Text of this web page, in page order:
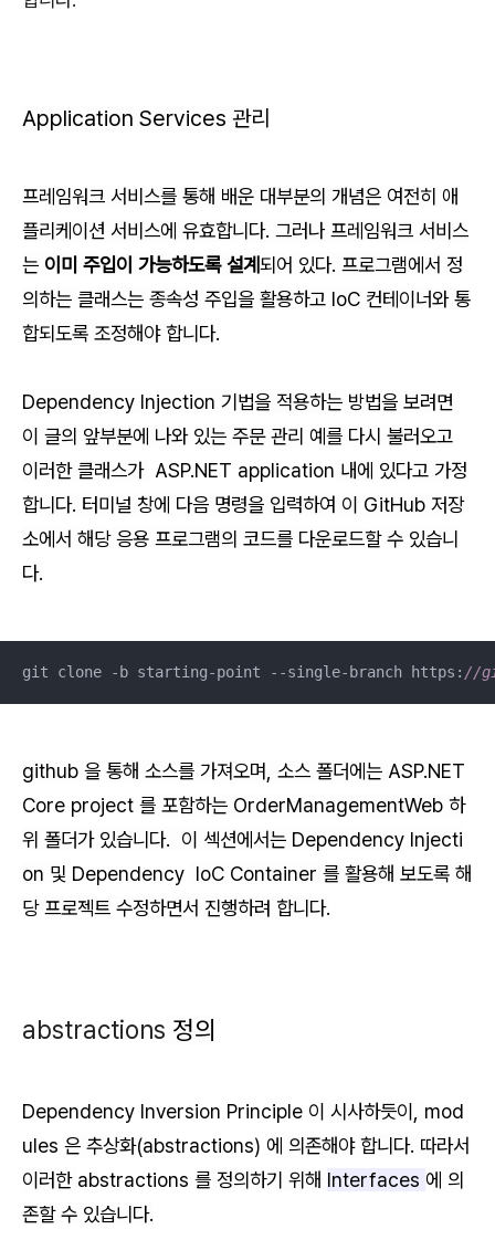
Application Services 관리
프레임워크 서비스를 통해 배운 대부분의 개념은 여전히 애
플리케이션 서비스에 유효합니다. 그러나 프레임워크 서비스
는 이미 주입이 가능하도록 설계 되어 있다. 프로그램에서 정
의하는 클래스는 종속성 주입을 활용하고 IoC 컨테이너와 통
합되도록 조정해야 합니다.
Dependency Injection 기법을 적용하는 방법을 보려면
이 글의 앞부분에 나와 있는 주문 관리 예를 다시 불러오고
이러한 클래스가 ASP.NET application 내에 있다고 가정
합니다. 터미널 창에 다음 명령을 입력하여 이 GitHub 저장
소에서 해당 응용 프로그램의 코드를 다운로드할 수 있습니
다.
git clone -b starting-point --single-branch https: //
github 을 통해 소스를 가져오며, 소스 폴더에는 ASP.NET
Core project 를 포함하는 OrderManagementWeb 하
위 폴더가 있습니다. 이 섹션에서는 Dependency Injecti
on 및 Dependency IoC Container 를 활용해 보도록 해
당 프로젝트 수정하면서 진행하려 합니다.
abstractions 정의
Dependency Inversion Principle 이 시사하듯이, mod
ules 은 추상화(abstractions) 에 의존해야 합니다. 따라서
이러한 abstractions 를 정의하기 위해 Interfaces 에 의
존할 수 있습니다.